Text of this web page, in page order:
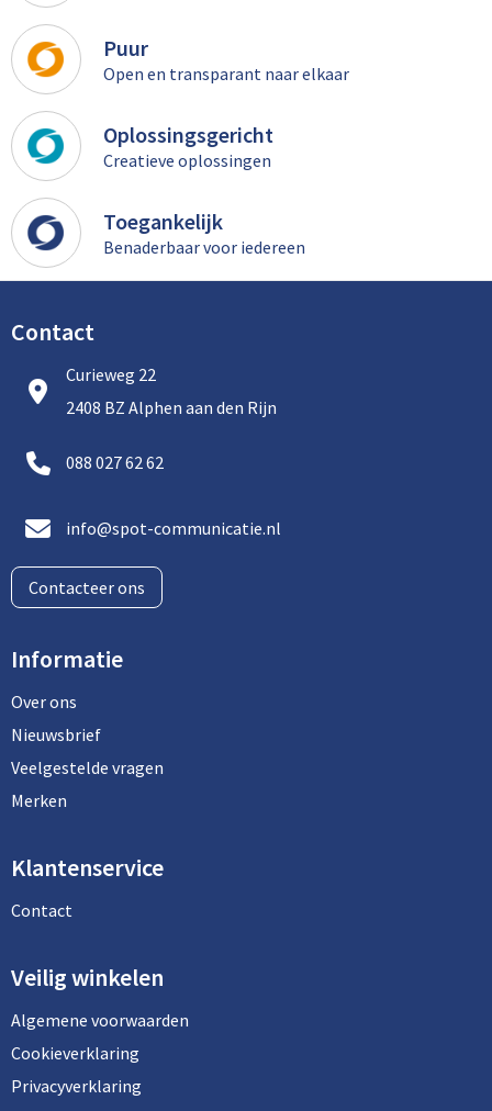
Puur
Open en transparant naar elkaar
Oplossingsgericht
Creatieve oplossingen
Toegankelijk
Benaderbaar voor iedereen
Contact
Curieweg 22
2408 BZ Alphen aan den Rijn
088 027 62 62
info@spot-communicatie.nl
Contacteer ons
Informatie
Over ons
Nieuwsbrief
Veelgestelde vragen
Merken
Klantenservice
Contact
Veilig winkelen
Algemene voorwaarden
Cookieverklaring
Privacyverklaring